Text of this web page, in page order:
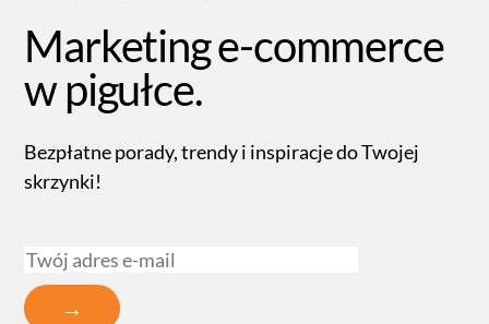
Marketing e-commerce
w pigułce.
Bezpłatne porady, trendy i inspiracje do Twojej
skrzynki!